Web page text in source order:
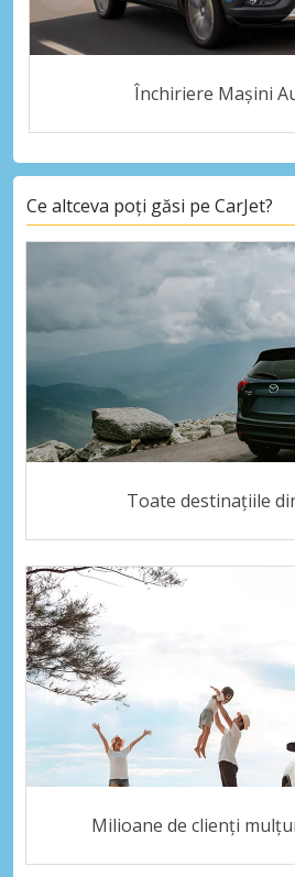
Închiriere Mașini
Ce altceva poți găsi pe CarJet?
Toate destinațiile
Milioane de clienți